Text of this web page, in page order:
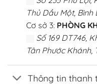
Thủ Dầu Một, Bình
Cơ sở 3: PHÒNG
Số 169 DT746,
Tân Phước Khánh,
Thông tin thanh